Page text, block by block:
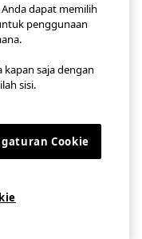
dapat memilih
penggunaan
saja dengan
sisi.
Cookie